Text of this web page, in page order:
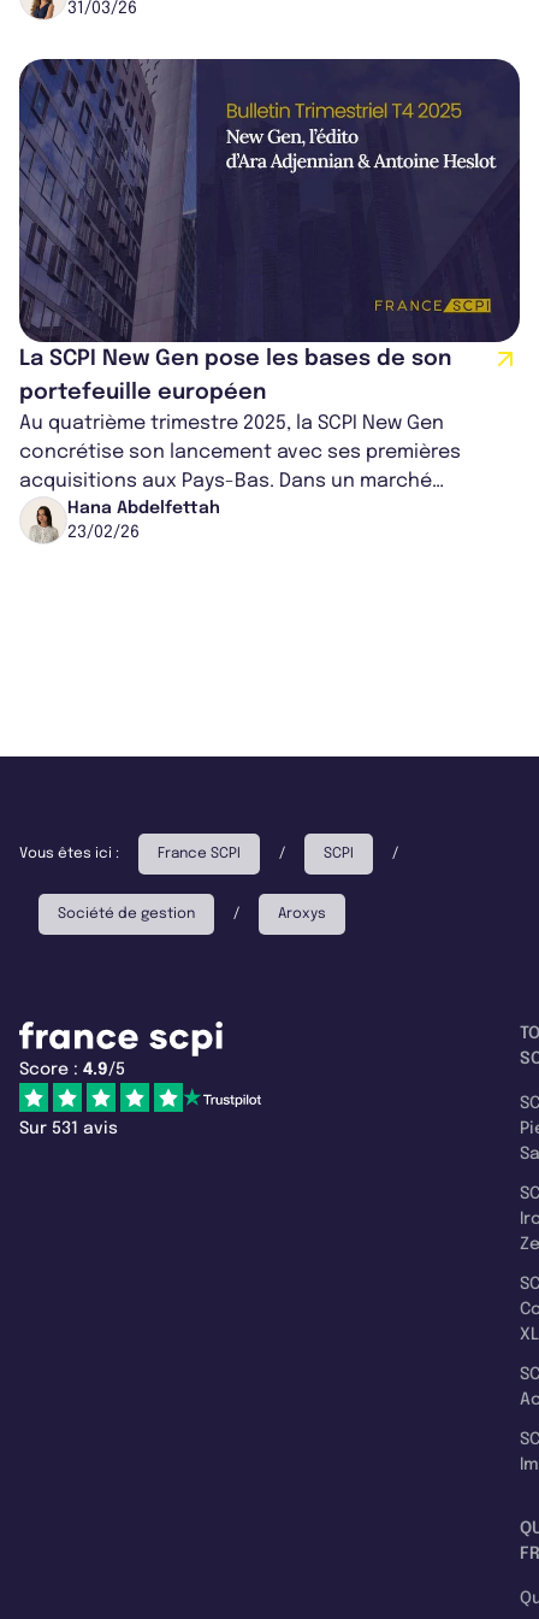
31/03/26
La SCPI New Gen pose les bases de son
portefeuille européen
Au quatrième trimestre 2025, la SCPI New Gen
concrétise son lancement avec ses premières
acquisitions aux Pays-Bas. Dans un marché
immobilier européen plus favorable, la stratégie...
Hana Abdelfettah
23/02/26
Vous êtes ici : France SCPI / SCPI /
Société de gestion / Aroxys
Score : 4.9/5
Sur 531 avis
XL